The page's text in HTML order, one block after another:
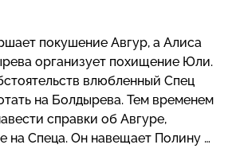
покушение Авгур, а Алиса
организует похищение Юли.
влюбленный Спец
на Болдырева. Тем временем
справки об Авгуре,
на Спеца. Он навещает Полину и
у нее дома погибшую Таню…